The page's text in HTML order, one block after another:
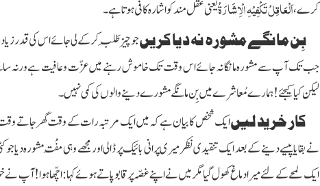
کرے،اَلْعَاقِلُ تَکْفِیْہِ الْاِشَارَۃُیعنی عقل مند کو اشارہ کافی ہوتا ہے۔
بِن مانگے مشورہ نہ دیا کریںجو چیز طَلَب کرکے لی جائے اس کی قدر
جب تک آپ سے مشورہ مانگا نہ جائے اس وقت تک خاموش رہنے میں عزّت وعافیت ہے ورنہ
لیکن کیا کیجئے! ہمارے مُعاشرے میں بِن مانگے مشورے دینے والوں کی کمی نہیں۔
کار خرید لیںایک شخص کا بیان ہے کہ میں ایک مرتبہ رات کے وقت گھر جاتے وقت
نے بقایا پیسے دینے کے بعد ایک تنقیدی نَظَر میری پرانی بائیک پر ڈالی اور مجھے وہی مُفْت
ایک لمحے کے لئے میرا دماغ کھول گیا مگر میں نے اپنے غصّہ پر قابو پاتے ہوئے کہا: اچّھا ہوا!